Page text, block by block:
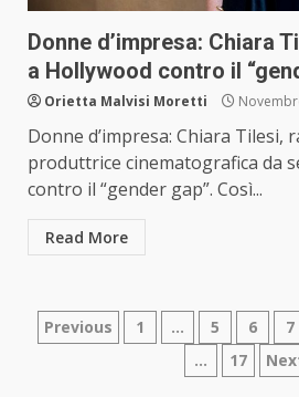
Donne d’impresa: Chiara
a Hollywood contro il
Orietta Malvisi Moretti
Donne d’impresa: Chiara Tilesi,
produttrice cinematografica da
contro il “gender gap”. Così...
Read More
Paginazione
Previous 1 … 5 6 7
…
17